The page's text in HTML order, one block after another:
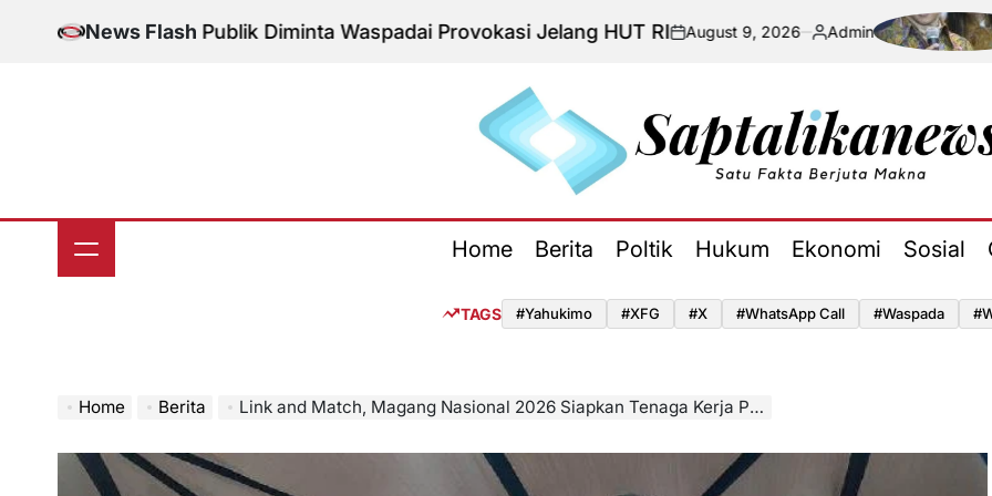
News Flash
Aman, Publik Diminta Waspadai Provokasi Jelang HUT RIon
August 9, 2026
Posted
Admin
Saptalikanews.id
Home Berita Poltik Hukum Ekonomi Sosial
TAGS #yahukimo #XFG #x #WhatsApp Call #waspada
Home Berita Link and Match, Magang Nasional 2026 Siapkan Tenaga Kerja Produktif